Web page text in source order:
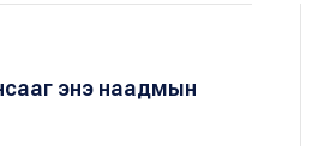
энэ наадмын